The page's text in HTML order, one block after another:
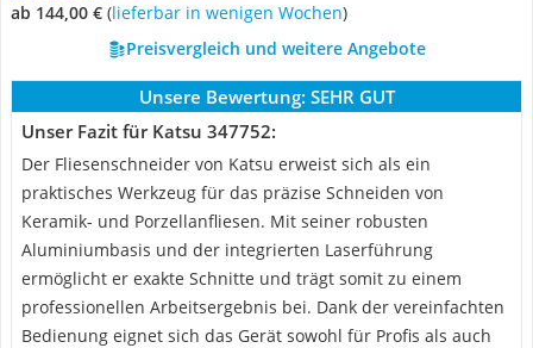
ab 144,00 € ( Lieferbar in wenigen Wochen)
Preisvergleich und weitere Angebote
Unsere Bewertung: SEHR GUT
Unser Fazit für Katsu 347752:
Der Fliesenschneider von Katsu erweist sich als ein
praktisches Werkzeug für das präzise Schneiden von
Keramik- und Porzellanfliesen. Mit seiner robusten
Aluminiumbasis und der integrierten Laserführung
ermöglicht er exakte Schnitte und trägt somit zu einem
professionellen Arbeitsergebnis bei. Dank der vereinfachten
Bedienung eignet sich das Gerät sowohl für Profis als auch